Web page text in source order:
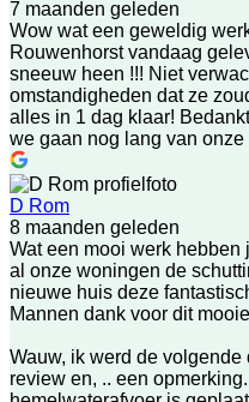
7 maanden geleden
Wow wat een geweldig
Rouwenhorst vandaag
sneeuw heen !!! Niet
omstandigheden dat ze
alles in 1 dag klaar!
we gaan nog lang van
D Rom
8 maanden geleden
Wat een mooi werk
al onze woningen de
nieuwe huis deze
Mannen dank voor dit
Wauw, ik werd de
review en, .. een